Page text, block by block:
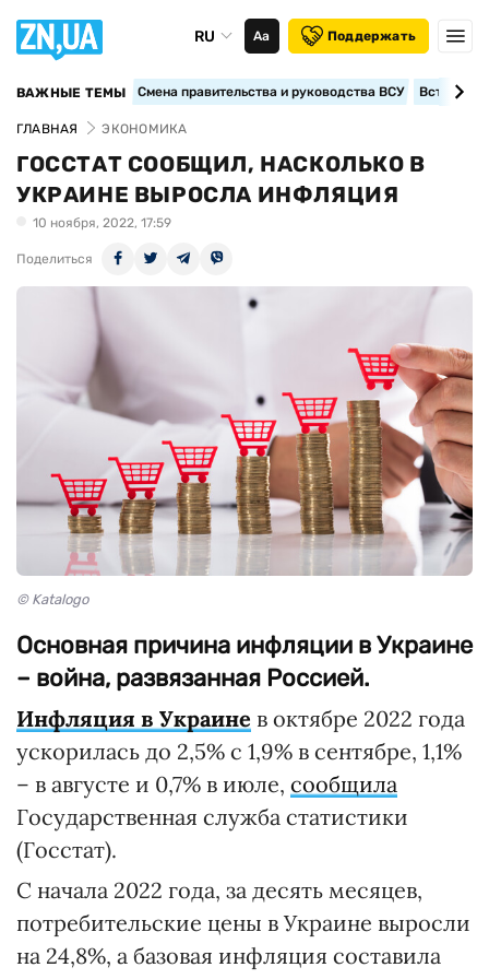
RU Аа Поддержать
ВАЖНЫЕ ТЕМЫ Смена правительства и руководства ВСУ
ГЛАВНАЯ ЭКОНОМИКА
ГОССТАТ СООБЩИЛ, НАСКОЛЬКО В
УКРАИНЕ ВЫРОСЛА ИНФЛЯЦИЯ
10 ноября, 2022, 17:59
Поделиться
© Katalogo
Основная причина инфляции в Украине
– война, развязанная Россией.
Инфляция в Украине в октябре 2022 года
ускорилась до 2,5% с 1,9% в сентябре, 1,1%
– в августе и 0,7% в июле, сообщила
Государственная служба статистики
(Госстат).
С начала 2022 года, за десять месяцев,
потребительские цены в Украине выросли
на 24,8%, а базовая инфляция составила